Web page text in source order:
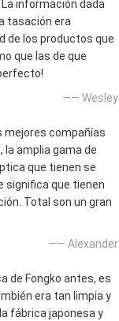
información dada
tasación era
de los productos que
que las de que
—— Wesley
mejores compañías
la amplia gama de
que tienen se
significa que tienen
Total son un gran
—— Alexander
de Fongko antes, es
era tan limpia y
fábrica japonesa y